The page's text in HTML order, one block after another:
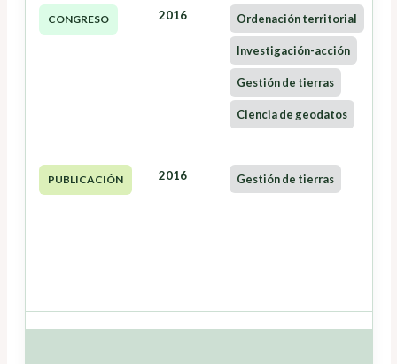
CONGRESO 2016 Ordenación territorial
Investigación-acción
Gestión de tierras
Ciencia de geodatos
PUBLICACIÓN 2016 Gestión de tierras